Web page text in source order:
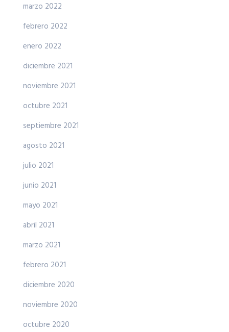
marzo 2022
febrero 2022
enero 2022
diciembre 2021
noviembre 2021
octubre 2021
septiembre 2021
agosto 2021
julio 2021
junio 2021
mayo 2021
abril 2021
marzo 2021
febrero 2021
diciembre 2020
noviembre 2020
octubre 2020